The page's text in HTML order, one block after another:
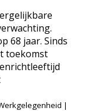
68 jaar. Sinds
toekomst
|